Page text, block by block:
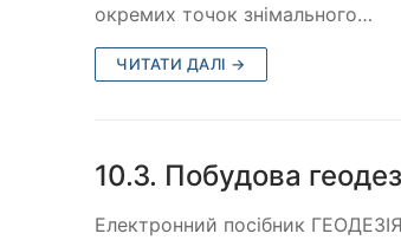
окремих точок знімального…
ЧИТАТИ ДАЛІ →
10.3. Побудова
Електронний посібник